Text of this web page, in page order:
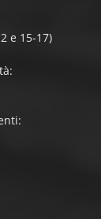
e 15-17)